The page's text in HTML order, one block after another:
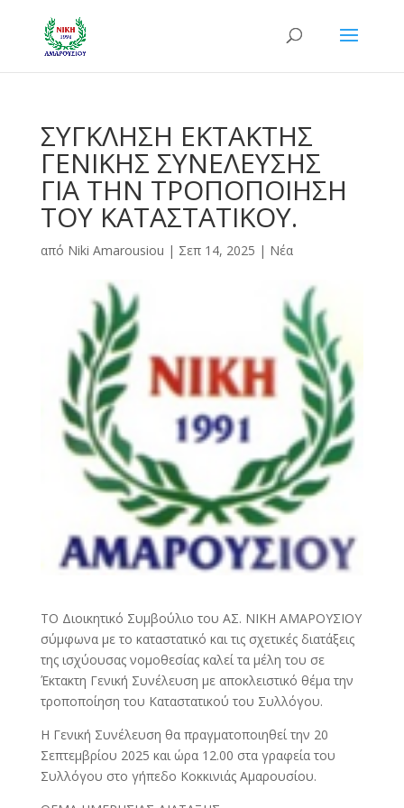
ΣΥΓΚΛΗΣΗ ΕΚΤΑΚΤΗΣ
ΓΕΝΙΚΗΣ ΣΥΝΕΛΕΥΣΗΣ
ΓΙΑ ΤΗΝ ΤΡΟΠΟΠΟΙΗΣΗ
ΤΟΥ ΚΑΤΑΣΤΑΤΙΚΟΥ.
από Niki Amarousiou | Σεπ 14, 2025 | Νέα
ΤΟ Διοικητικό Συμβούλιο του ΑΣ. ΝΙΚΗ ΑΜΑΡΟΥΣΙΟΥ
σύμφωνα με το καταστατικό και τις σχετικές διατάξεις
της ισχύουσας νομοθεσίας καλεί τα μέλη του σε
Έκτακτη Γενική Συνέλευση με αποκλειστικό θέμα την
τροποποίηση του Καταστατικού του Συλλόγου.
Η Γενική Συνέλευση θα πραγματοποιηθεί την 20
Σεπτεμβρίου 2025 και ώρα 12.00 στα γραφεία του
Συλλόγου στο γήπεδο Κοκκινιάς Αμαρουσίου.